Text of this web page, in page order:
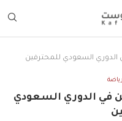
السعودي للمحترفين
رياضة
في الدوري السعودي